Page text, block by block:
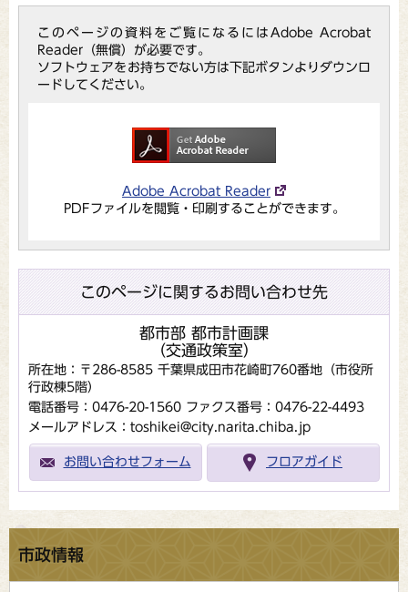
このページの資料をご覧になるにはAdobe Acrobat
Reader（無償）が必要です。
ソフトウェアをお持ちでない方は下記ボタンよりダウンロ
ードしてください。
Adobe Acrobat Reader
PDFファイルを閲覧・印刷することができます。
このページに関するお問い合わせ先
都市部 都市計画課
（交通政策室）
所在地：〒286-8585 千葉県成田市花崎町760番地（市役所
行政棟5階）
電話番号：0476-20-1560 ファクス番号：0476-22-4493
メールアドレス：toshikei@city.narita.chiba.jp
お問い合わせフォーム フロアガイド
市政情報